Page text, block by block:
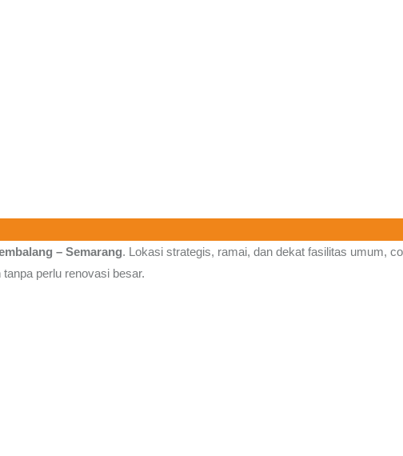
– Semarang. Lokasi strategis, ramai, dan dekat fasilitas umum,
perlu renovasi besar.